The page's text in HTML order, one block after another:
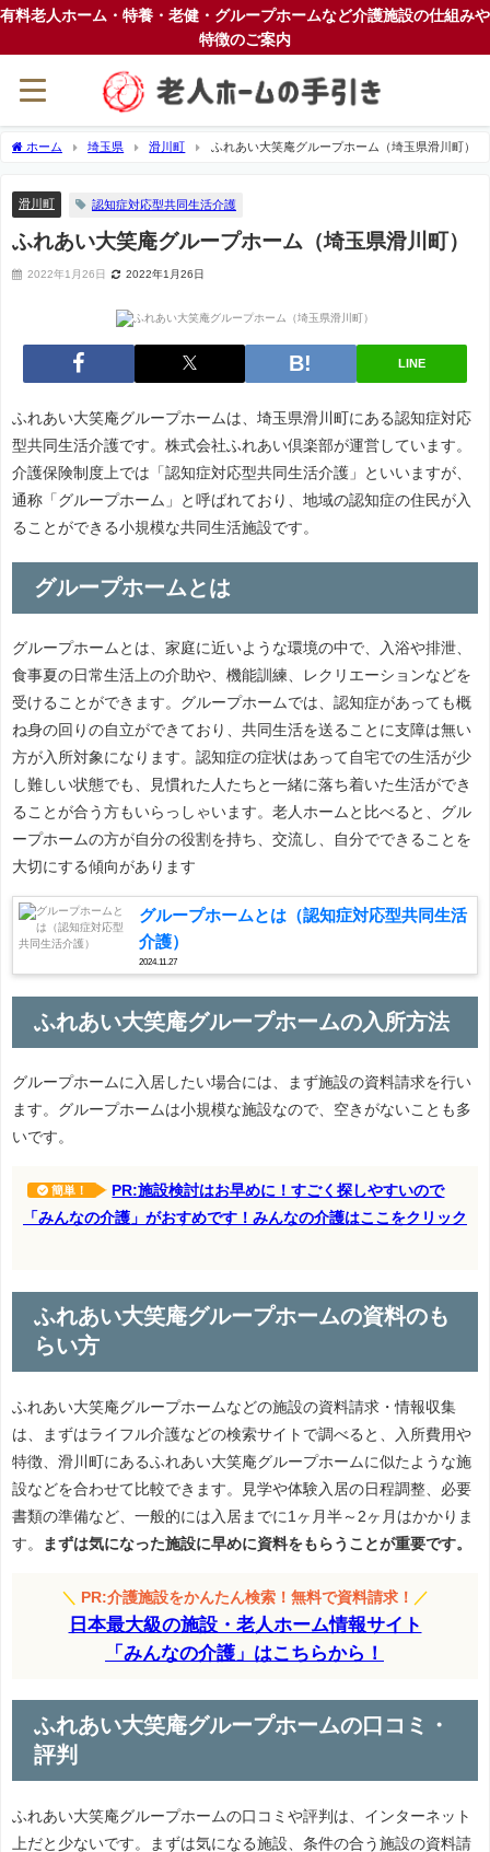
有料老人ホーム・特養・老健・グループホームなど介護施設の仕組みや
特徴のご案内
ホーム 埼玉県 滑川町 ふれあい大笑庵グループホーム（埼玉県滑川町）
滑川町 認知症対応型共同生活介護
ふれあい大笑庵グループホーム（埼玉県滑川町）
2022年1月26日 2022年1月26日
LINE
ふれあい大笑庵グループホームは、埼玉県滑川町にある認知症対応
型共同生活介護です。株式会社ふれあい倶楽部が運営しています。
介護保険制度上では「認知症対応型共同生活介護」といいますが、
通称「グループホーム」と呼ばれており、地域の認知症の住民が入
ることができる小規模な共同生活施設です。
グループホームとは
グループホームとは、家庭に近いような環境の中で、入浴や排泄、
食事夏の日常生活上の介助や、機能訓練、レクリエーションなどを
受けることができます。グループホームでは、認知症があっても概
ね身の回りの自立ができており、共同生活を送ることに支障は無い
方が入所対象になります。認知症の症状はあって自宅での生活が少
し難しい状態でも、見慣れた人たちと一緒に落ち着いた生活ができ
ることが合う方もいらっしゃいます。老人ホームと比べると、グル
ープホームの方が自分の役割を持ち、交流し、自分でできることを
大切にする傾向があります
グループホームとは（認知症対応型共同生活
介護）
2024.11.27
ふれあい大笑庵グループホームの入所方法
グループホームに入居したい場合には、まず施設の資料請求を行い
ます。グループホームは小規模な施設なので、空きがないことも多
いです。
簡単！
PR:施設検討はお早めに！すごく探しやすいので
「みんなの介護」がおすめです！みんなの介護はここをクリック
ふれあい大笑庵グループホームの資料のも
らい方
ふれあい大笑庵グループホームなどの施設の資料請求・情報収集
は、まずはライフル介護などの検索サイトで調べると、入所費用や
特徴、滑川町にあるふれあい大笑庵グループホームに似たような施
設などを合わせて比較できます。見学や体験入居の日程調整、必要
書類の準備など、一般的には入居までに1ヶ月半～2ヶ月はかかりま
す。
まずは気になった施設に早めに資料をもらうことが重要です。
＼ PR:介護施設をかんたん検索！無料で資料請求！ ／
日本最大級の施設・老人ホーム情報サイト
「みんなの介護」はこちらから！
ふれあい大笑庵グループホームの口コミ・
評判
ふれあい大笑庵グループホームの口コミや評判は、インターネット
上だと少ないです。まずは気になる施設、条件の合う施設の資料請